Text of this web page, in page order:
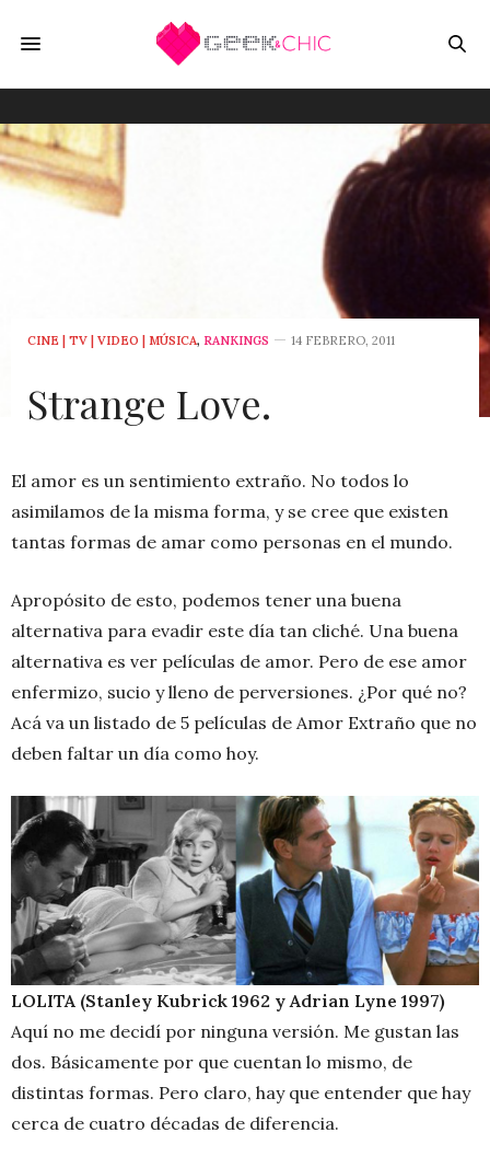
CINE | TV | VIDEO | MÚSICA, RANKINGS 14 FEBRERO, 2011
Strange Love.
El amor es un sentimiento extraño. No todos lo
asimilamos de la misma forma, y se cree que existen
tantas formas de amar como personas en el mundo.
Apropósito de esto, podemos tener una buena
alternativa para evadir este día tan cliché. Una buena
alternativa es ver películas de amor. Pero de ese amor
enfermizo, sucio y lleno de perversiones. ¿Por qué no?
Acá va un listado de 5 películas de Amor Extraño que no
deben faltar un día como hoy.
LOLITA (Stanley Kubrick 1962 y Adrian Lyne 1997)
Aquí no me decidí por ninguna versión. Me gustan las
dos. Básicamente por que cuentan lo mismo, de
distintas formas. Pero claro, hay que entender que hay
cerca de cuatro décadas de diferencia.